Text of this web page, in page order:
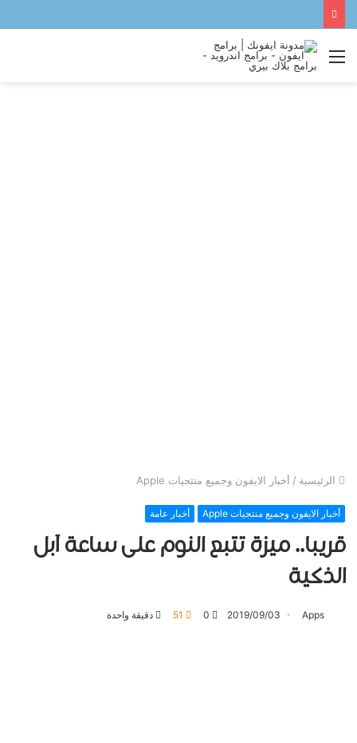
القائمة
الرئيسية / أخبار الايفون وجميع منتجيات Apple
أخبار الايفون وجميع منتجيات Apple أخبار عامة
قريبا.. ﻣﻴﺰﺓ ﺗﺘﺒﻊ ﺍﻟﻨﻮﻡ على ﺳﺎﻋﺔ آبل
ﺍﻟﺬﻛﻴﺔ
Apps
2019/09/03
0
51 دقيقة واحدة